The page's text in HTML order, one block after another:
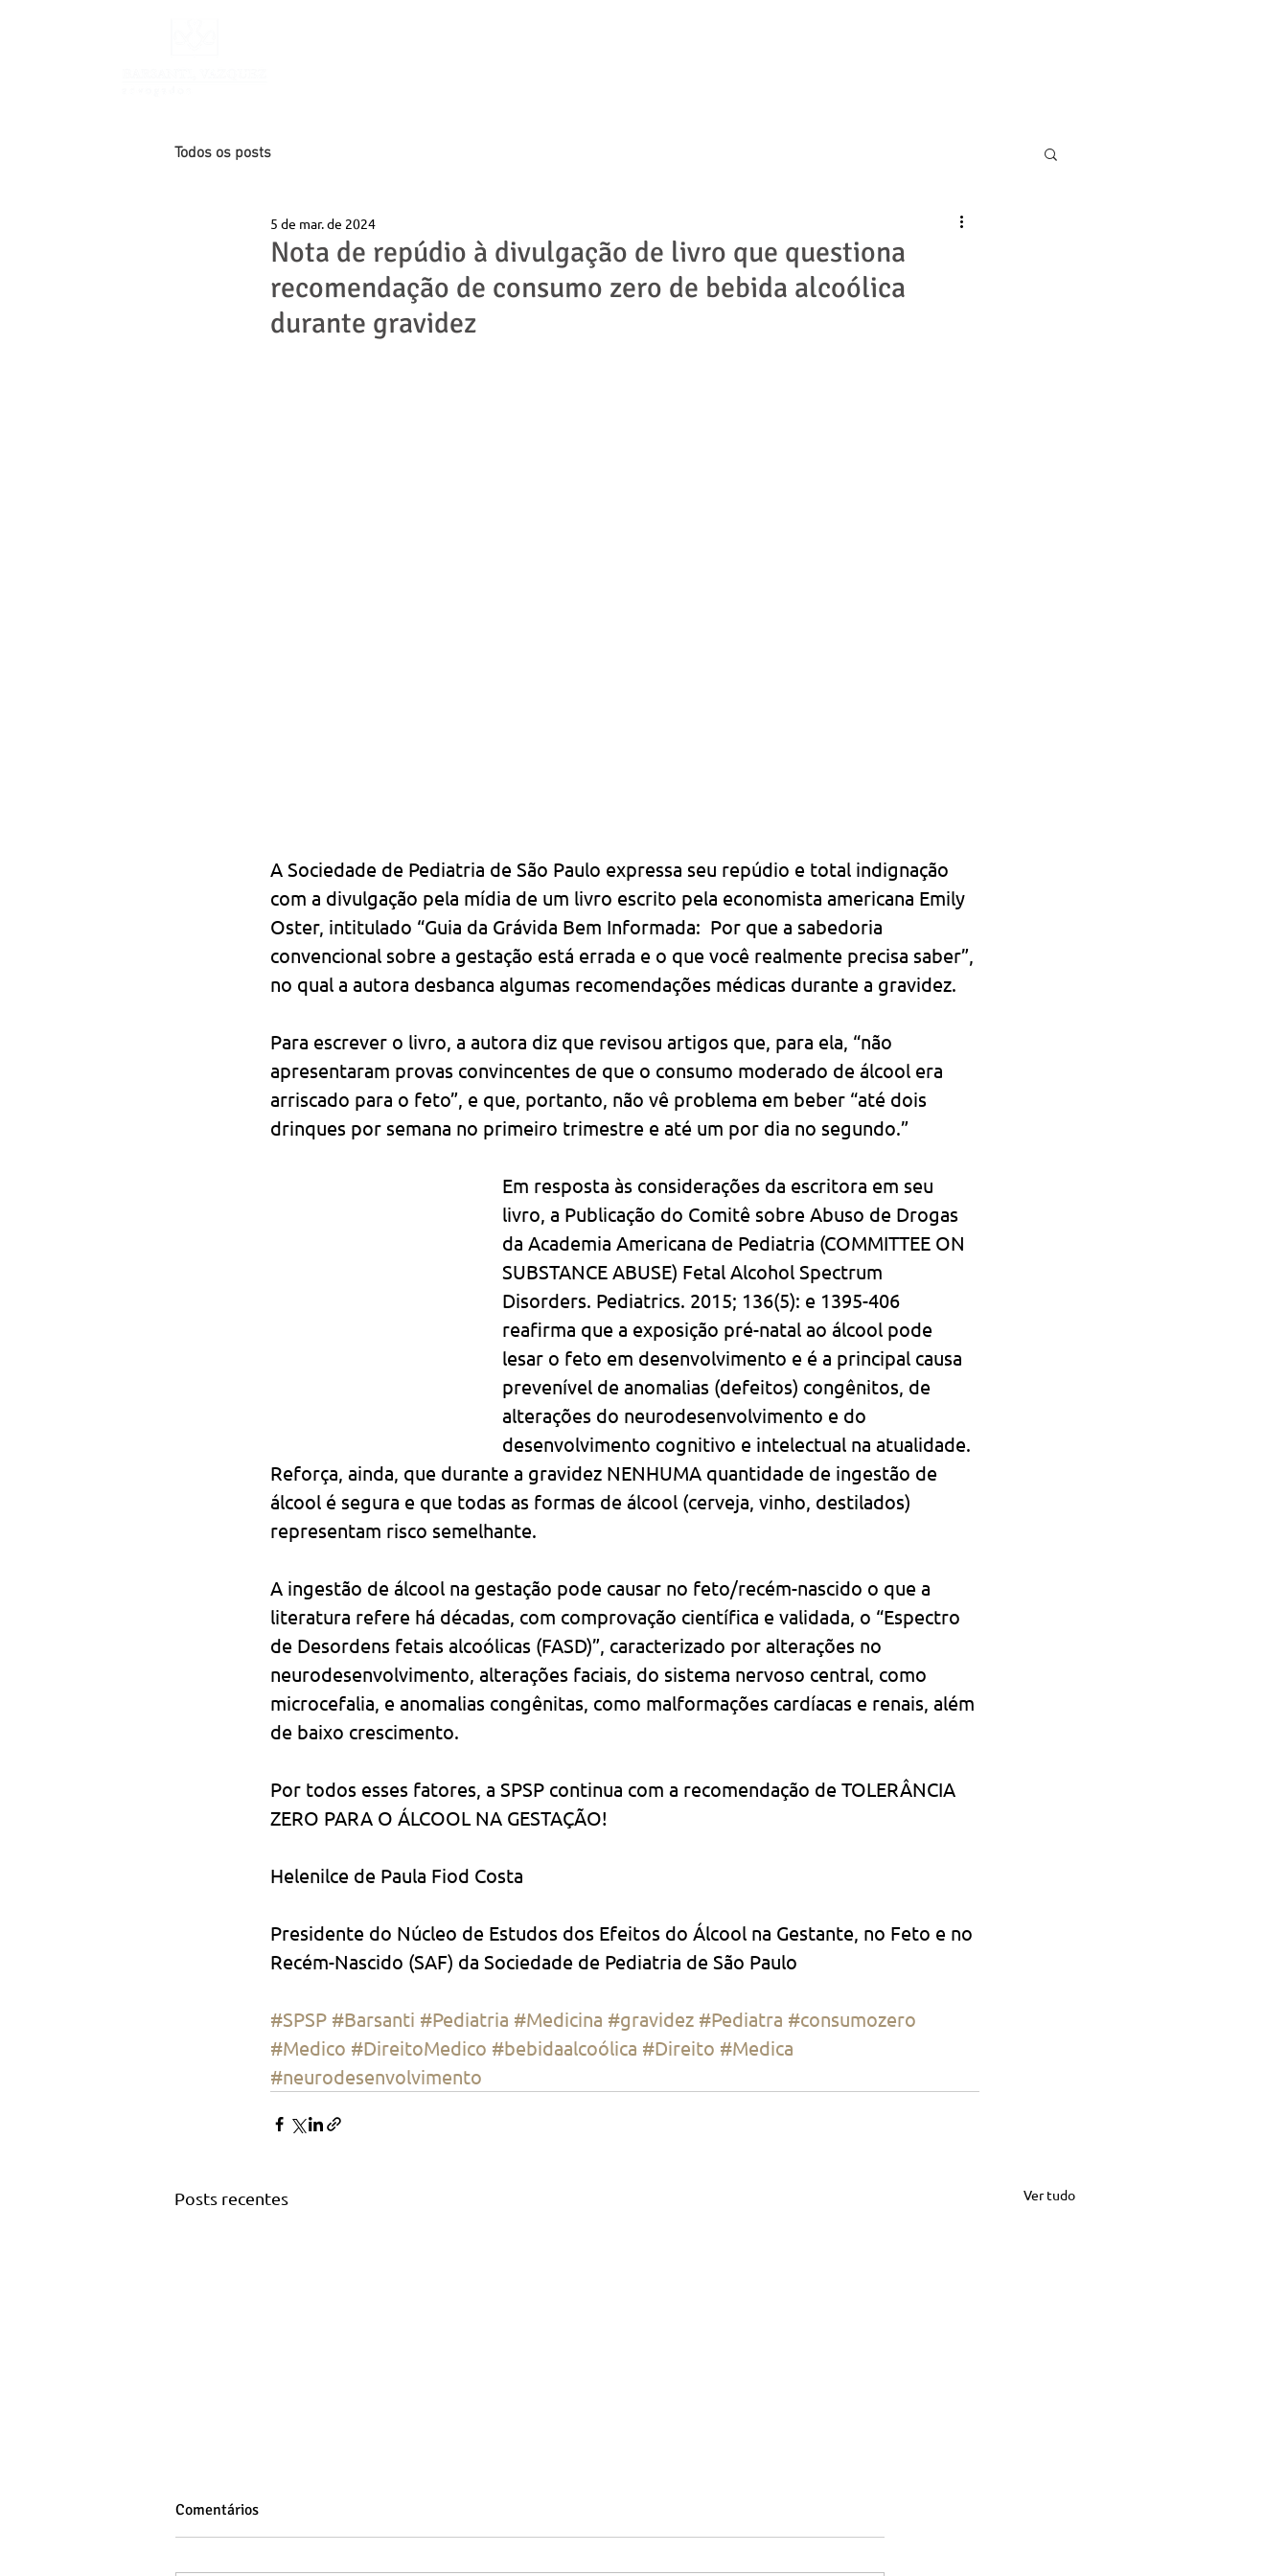
Todos os posts
Nota de repúdio à divulgação de livro que questiona
recomendação de consumo zero de bebida alcoólica
durante gravidez
5 de mar. de 2024
A Sociedade de Pediatria de São Paulo expressa seu repúdio e total indignação
com a divulgação pela mídia de um livro escrito pela economista americana Emily
Oster, intitulado “Guia da Grávida Bem Informada:  Por que a sabedoria
convencional sobre a gestação está errada e o que você realmente precisa saber”,
no qual a autora desbanca algumas recomendações médicas durante a gravidez.
Para escrever o livro, a autora diz que revisou artigos que, para ela, “não
apresentaram provas convincentes de que o consumo moderado de álcool era
arriscado para o feto”, e que, portanto, não vê problema em beber “até dois
drinques por semana no primeiro trimestre e até um por dia no segundo.”
Em resposta às considerações da escritora em seu
livro, a Publicação do Comitê sobre Abuso de Drogas
da Academia Americana de Pediatria (COMMITTEE ON
SUBSTANCE ABUSE) Fetal Alcohol Spectrum
Disorders. Pediatrics. 2015; 136(5): e 1395-406
reafirma que a exposição pré-natal ao álcool pode
lesar o feto em desenvolvimento e é a principal causa
prevenível de anomalias (defeitos) congênitos, de
alterações do neurodesenvolvimento e do
desenvolvimento cognitivo e intelectual na atualidade.
Reforça, ainda, que durante a gravidez NENHUMA quantidade de ingestão de
álcool é segura e que todas as formas de álcool (cerveja, vinho, destilados)
representam risco semelhante.
A ingestão de álcool na gestação pode causar no feto/recém-nascido o que a
literatura refere há décadas, com comprovação científica e validada, o “Espectro
de Desordens fetais alcoólicas (FASD)”, caracterizado por alterações no
neurodesenvolvimento, alterações faciais, do sistema nervoso central, como
microcefalia, e anomalias congênitas, como malformações cardíacas e renais, além
de baixo crescimento.
Por todos esses fatores, a SPSP continua com a recomendação de TOLERÂNCIA
ZERO PARA O ÁLCOOL NA GESTAÇÃO!
Helenilce de Paula Fiod Costa
Presidente do Núcleo de Estudos dos Efeitos do Álcool na Gestante, no Feto e no
Recém-Nascido (SAF) da Sociedade de Pediatria de São Paulo
#SPSP #Barsanti #Pediatria #Medicina #gravidez #Pediatra #consumozero
#Medico #DireitoMedico #bebidaalcoólica #Direito #Medica
#neurodesenvolvimento
Posts recentes Ver tudo
Comentários